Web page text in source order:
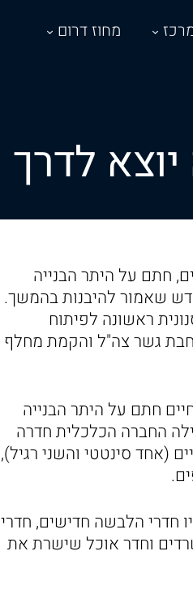
מחוז דרום
לדרך
חתם על היתר הבנייה
שאמור להיבנות בהמשך.
ראשונה לפיתוח
גשר צה"ל והקמת מחלף
חתם על היתר הבנייה
החברה הכלכלית חדרה
(אחד סינטטי והשני רגיל),
מפואר בשטח של כ-1000 מ"ר, ובו יהיו חדרי הלבשה חדישים, חדרי
וחדר אוכל שישרת את